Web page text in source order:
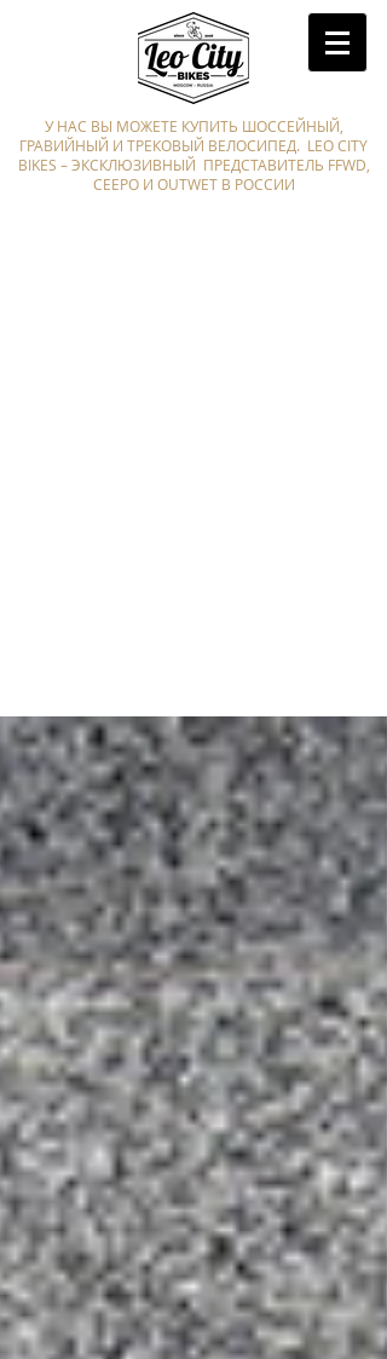
У НАС ВЫ МОЖЕТЕ КУПИТЬ ШОССЕЙНЫЙ,
ГРАВИЙНЫЙ И ТРЕКОВЫЙ ВЕЛОСИПЕД. LEO CITY
BIKES – ЭКСКЛЮЗИВНЫЙ ПРЕДСТАВИТЕЛЬ FFWD,
CEEPO И OUTWET В РОССИИ